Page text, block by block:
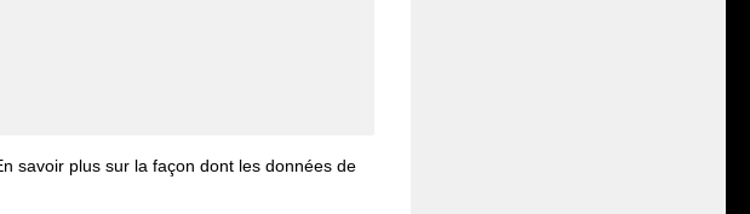
savoir plus sur la façon dont les données de